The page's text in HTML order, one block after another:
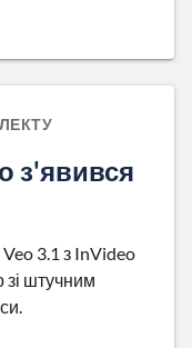
з'явився
Veo 3.1 з InVideo
зі штучним